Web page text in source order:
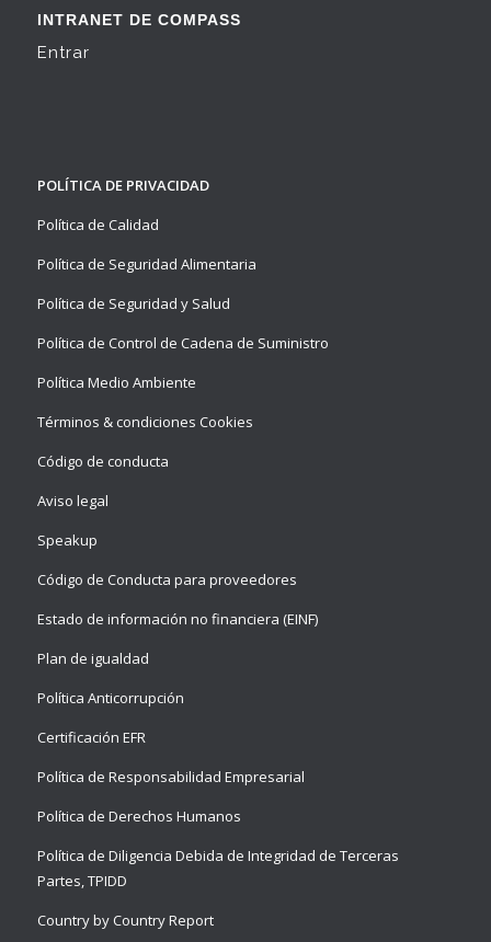
INTRANET DE COMPASS
Entrar
POLÍTICA DE PRIVACIDAD
Política de Calidad
Política de Seguridad Alimentaria
Política de Seguridad y Salud
Política de Control de Cadena de Suministro
Política Medio Ambiente
Términos & condiciones Cookies
Código de conducta
Aviso legal
Speakup
Código de Conducta para proveedores
Estado de información no financiera (EINF)
Plan de igualdad
Política Anticorrupción
Certificación EFR
Política de Responsabilidad Empresarial
Política de Derechos Humanos
Política de Diligencia Debida de Integridad de Terceras
Partes, TPIDD
Country by Country Report